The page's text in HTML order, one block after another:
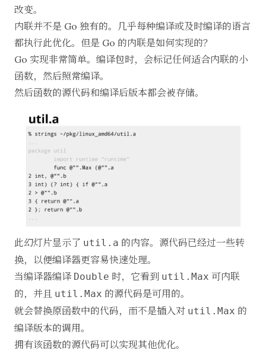
改变。
内联并不是 Go 独有的。几乎每种编译或及时编译的语言
都执行此优化。但是 Go 的内联是如何实现的？
Go 实现非常简单。编译包时，会标记任何适合内联的小
函数，然后照常编译。
然后函数的源代码和编译后版本都会被存储。
此幻灯片显示了 util.a 的内容。源代码已经过一些转
换，以便编译器更容易快速处理。
当编译器编译 Double 时，它看到 util.Max 可内联
的，并且 util.Max 的源代码是可用的。
就会替换原函数中的代码，而不是插入对 util.Max 的
编译版本的调用。
拥有该函数的源代码可以实现其他优化。